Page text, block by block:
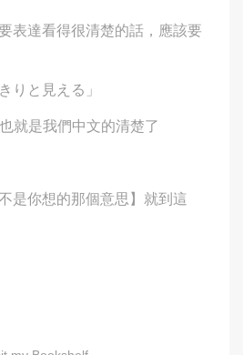
表達看得很清楚的話，應該要
りと見える」
就是我們中文的清楚了
是你想的那個意思】就到這